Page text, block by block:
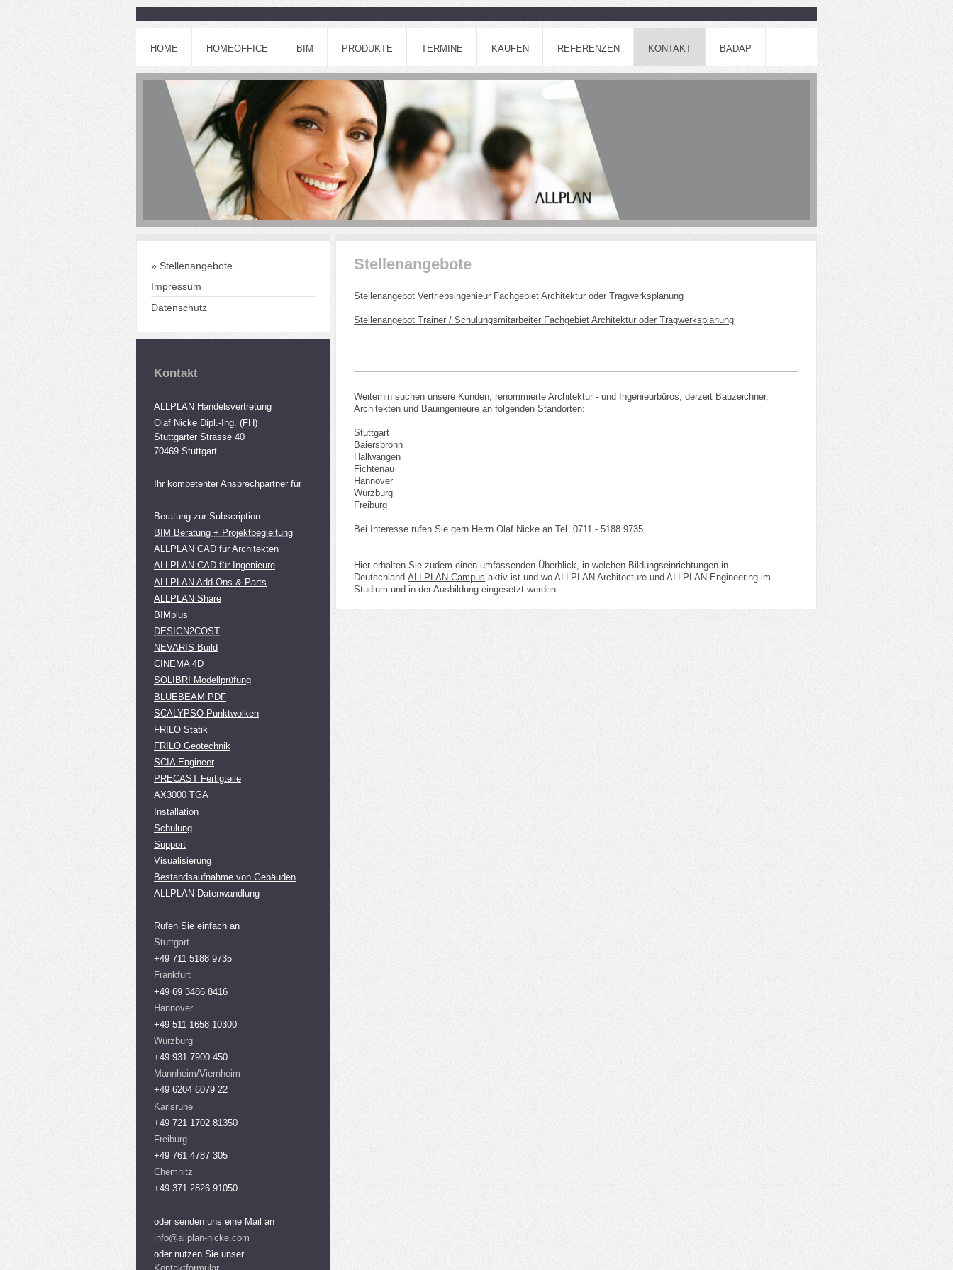
HOME HOMEOFFICE BIM PRODUKTE TERMINE KAUFEN REFERENZEN KONTAKT BADAP
Stellenangebote
Stellenangebot Vertriebsingenieur Fachgebiet Architektur oder Tragwerksplanung
Stellenangebot Trainer / Schulungsmitarbeiter Fachgebiet Architektur oder Tragwerksplanung
Weiterhin suchen unsere Kunden, renommierte Architektur - und Ingenieurbüros, derzeit Bauzeichner,
Architekten und Bauingenieure an folgenden Standorten:
Stuttgart
Baiersbronn
Hallwangen
Fichtenau
Hannover
Würzburg
Freiburg
Bei Interesse rufen Sie gern Herrn Olaf Nicke an Tel. 0711 - 5188 9735.
Hier erhalten Sie zudem einen umfassenden Überblick, in welchen Bildungseinrichtungen in
DeutschlandALLPLAN Campus aktiv ist und wo ALLPLAN Architecture und ALLPLAN Engineering im
Studium und in der Ausbildung eingesetzt werden.
Stellenangebote
Impressum
Datenschutz
Kontakt
ALLPLAN Handelsvertretung
Olaf Nicke Dipl.-Ing. (FH)
Stuttgarter Strasse 40
70469 Stuttgart
Ihr kompetenter Ansprechpartner für
Beratung zur Subscription
BIM Beratung + Projektbegleitung
ALLPLAN CAD für Architekten
ALLPLAN CAD für Ingenieure
ALLPLAN Add-Ons & Parts
ALLPLAN Share
BIMplus
DESIGN2COST
NEVARIS Build
CINEMA 4D
SOLIBRI Modellprüfung
BLUEBEAM PDF
SCALYPSO Punktwolken
FRILO Statik
FRILO Geotechnik
SCIA Engineer
PRECAST Fertigteile
AX3000 TGA
Installation
Schulung
Support
Visualisierung
Bestandsaufnahme von Gebäuden
ALLPLAN Datenwandlung
Rufen Sie einfach an
Stuttgart
+49 711 5188 9735
Frankfurt
+49 69 3486 8416
Hannover
+49 511 1658 10300
Würzburg
+49 931 7900 450
Mannheim/Viernheim
+49 6204 6079 22
Karlsruhe
+49 721 1702 81350
Freiburg
+49 761 4787 305
Chemnitz
+49 371 2826 91050
oder senden uns eine Mail an
info@allplan-nicke.com
oder nutzen Sie unser